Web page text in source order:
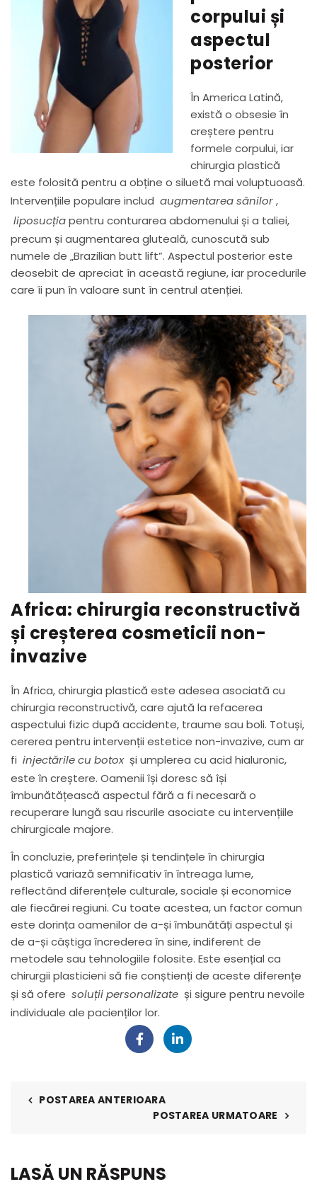
corpului și
aspectul
posterior
În America Latină,
există o obsesie în
creștere pentru
formele corpului, iar
chirurgia plastică
este folosită pentru a obține o siluetă mai voluptuoasă.
Intervențiile populare includ augmentarea sânilor,
liposucțiapentru conturarea abdomenului și a taliei,
precum și augmentarea gluteală, cunoscută sub
numele de „Brazilian butt lift”. Aspectul posterior este
deosebit de apreciat în această regiune, iar procedurile
care îi pun în valoare sunt în centrul atenției.
Africa: chirurgia reconstructivă
și creșterea cosmeticii non-
invazive
În Africa, chirurgia plastică este adesea asociată cu
chirurgia reconstructivă, care ajută la refacerea
aspectului fizic după accidente, traume sau boli. Totuși,
cererea pentru intervenții estetice non-invazive, cum ar
fi injectările cu botox și umplerea cu acid hialuronic,
este în creștere. Oamenii își doresc să își
îmbunătățească aspectul fără a fi necesară o
recuperare lungă sau riscurile asociate cu intervențiile
chirurgicale majore.
În concluzie, preferințele și tendințele în chirurgia
plastică variază semnificativ în întreaga lume,
reflectând diferențele culturale, sociale și economice
ale fiecărei regiuni. Cu toate acestea, un factor comun
este dorința oamenilor de a-și îmbunătăți aspectul și
de a-și câștiga încrederea în sine, indiferent de
metodele sau tehnologiile folosite. Este esențial ca
chirurgii plasticieni să fie conștienți de aceste diferențe
și să ofere soluții personalizate și sigure pentru nevoile
individuale ale pacienților lor.
POSTAREA ANTERIOARA
POSTAREA URMATOARE
LASĂ UN RĂSPUNS